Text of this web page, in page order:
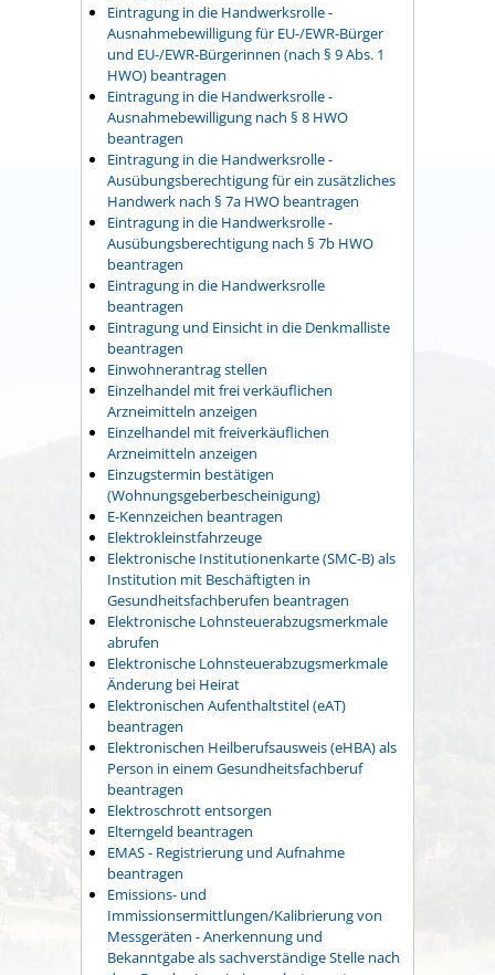
Eintragung in die Handwerksrolle -
Ausnahmebewilligung für EU-/EWR-Bürger
und EU-/EWR-Bürgerinnen (nach § 9 Abs. 1
HWO) beantragen
Eintragung in die Handwerksrolle -
Ausnahmebewilligung nach § 8 HWO
beantragen
Eintragung in die Handwerksrolle -
Ausübungsberechtigung für ein zusätzliches
Handwerk nach § 7a HWO beantragen
Eintragung in die Handwerksrolle -
Ausübungsberechtigung nach § 7b HWO
beantragen
Eintragung in die Handwerksrolle
beantragen
Eintragung und Einsicht in die Denkmalliste
beantragen
Einwohnerantrag stellen
Einzelhandel mit frei verkäuflichen
Arzneimitteln anzeigen
Einzelhandel mit freiverkäuflichen
Arzneimitteln anzeigen
Einzugstermin bestätigen
(Wohnungsgeberbescheinigung)
E-Kennzeichen beantragen
Elektrokleinstfahrzeuge
Elektronische Institutionenkarte (SMC-B) als
Institution mit Beschäftigten in
Gesundheitsfachberufen beantragen
Elektronische Lohnsteuerabzugsmerkmale
abrufen
Elektronische Lohnsteuerabzugsmerkmale
Änderung bei Heirat
Elektronischen Aufenthaltstitel (eAT)
beantragen
Elektronischen Heilberufsausweis (eHBA) als
Person in einem Gesundheitsfachberuf
beantragen
Elektroschrott entsorgen
Elterngeld beantragen
EMAS - Registrierung und Aufnahme
beantragen
Emissions- und
Immissionsermittlungen/Kalibrierung von
Messgeräten - Anerkennung und
Bekanntgabe als sachverständige Stelle nach